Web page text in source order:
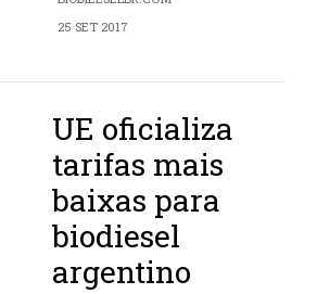
25 SET 2017
UE oficializa
tarifas mais
baixas para
biodiesel
argentino